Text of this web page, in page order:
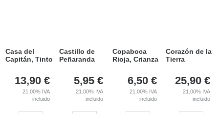
Casa del
Capitán, Tinto
13,90 €
21.00% IVA
incluido
Castillo de
Peñaranda
5,95 €
21.00% IVA
incluido
Copaboca
Rioja, Crianza
6,50 €
21.00% IVA
incluido
Corazón de la
Tierra
25,90 €
21.00% IVA
incluido